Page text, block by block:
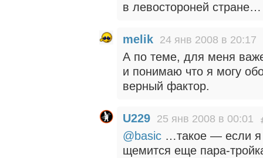
в левостороней
melik 24 янв 2008 в 20:17
А по теме, для меня
и понимаю что я могу
верный фактор.
U229 25 янв 2008 в 00:01
@basic …такое — если я
щемится еще пара-